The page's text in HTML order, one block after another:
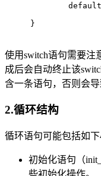
default
}
使用switch语句需要注
成后会自动终止该
含一条语句，否则会导
2.循环结构
循环语句可能包括如下
初始化语句（
些初始化操作。